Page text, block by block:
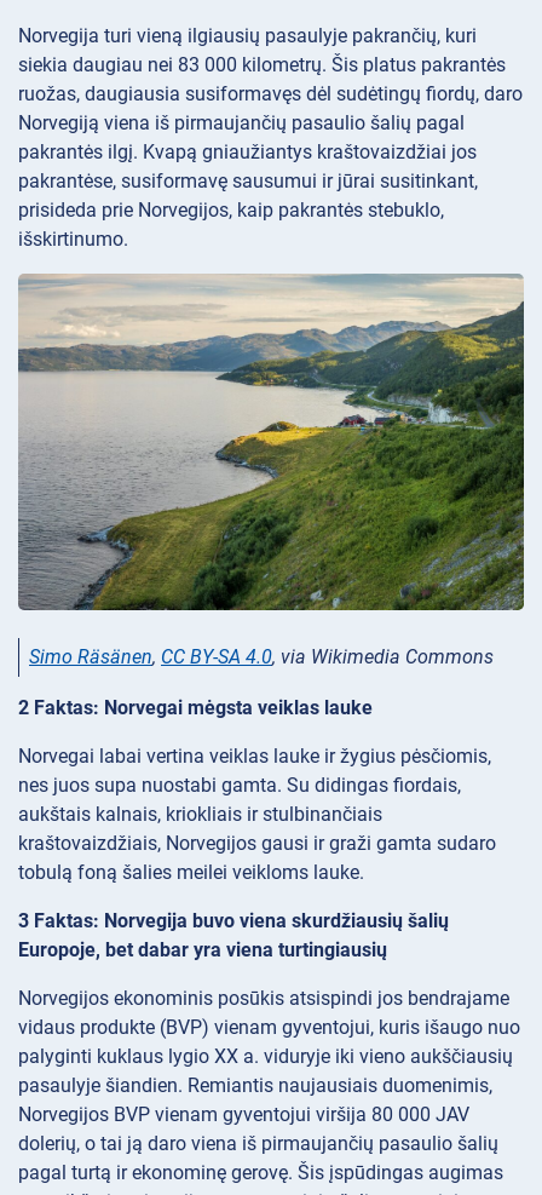
Norvegija turi vieną ilgiausių pasaulyje pakrančių, kuri
siekia daugiau nei 83 000 kilometrų. Šis platus pakrantės
ruožas, daugiausia susiformavęs dėl sudėtingų fiordų, daro
Norvegiją viena iš pirmaujančių pasaulio šalių pagal
pakrantės ilgį. Kvapą gniaužiantys kraštovaizdžiai jos
pakrantėse, susiformavę sausumui ir jūrai susitinkant,
prisideda prie Norvegijos, kaip pakrantės stebuklo,
išskirtinumo.
Simo Räsänen, CC BY-SA 4.0, via Wikimedia Commons
2 Faktas: Norvegai mėgsta veiklas lauke
Norvegai labai vertina veiklas lauke ir žygius pėsčiomis,
nes juos supa nuostabi gamta. Su didingas fiordais,
aukštais kalnais, kriokliais ir stulbinančiais
kraštovaizdžiais, Norvegijos gausi ir graži gamta sudaro
tobulą foną šalies meilei veikloms lauke.
3 Faktas: Norvegija buvo viena skurdžiausių šalių
Europoje, bet dabar yra viena turtingiausių
Norvegijos ekonominis posūkis atsispindi jos bendrajame
vidaus produkte (BVP) vienam gyventojui, kuris išaugo nuo
palyginti kuklaus lygio XX a. viduryje iki vieno aukščiausių
pasaulyje šiandien. Remiantis naujausiais duomenimis,
Norvegijos BVP vienam gyventojui viršija 80 000 JAV
dolerių, o tai ją daro viena iš pirmaujančių pasaulio šalių
pagal turtą ir ekonominę gerovę. Šis įspūdingas augimas